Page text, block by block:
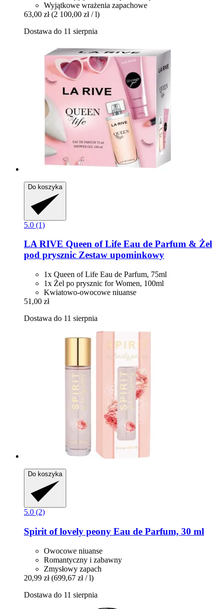
Wyjątkowe wrażenia zapachowe
63,00 zł (2 100,00 zł / l)
Dostawa do 11 sierpnia
Do koszyka
5.0 (1)
LA RIVE Queen of Life Eau de Parfum & Żel
pod prysznic Zestaw upominkowy
1x Queen of Life Eau de Parfum, 75ml
1x Żel po prysznic for Women, 100ml
Kwiatowo-owocowe niuanse
51,00 zł
Dostawa do 11 sierpnia
Do koszyka
5.0 (2)
Spirit of lovely peony Eau de Parfum, 30 ml
Owocowe niuanse
Romantyczny i zabawny
Zmysłowy zapach
20,99 zł (699,67 zł / l)
Dostawa do 11 sierpnia